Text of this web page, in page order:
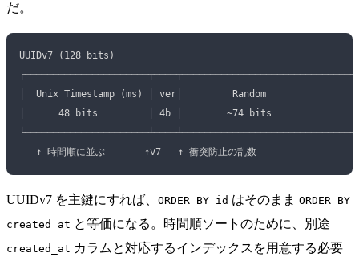
だ。
UUIDv7 (128 bits)
┌──────────────────────┬────┬──────────────────────────────┐
│  Unix Timestamp (ms) │ ver│         Random               │
│      48 bits         │ 4b │        ~74 bits              │
└──────────────────────┴────┴──────────────────────────────┘
   ↑ 時間順に並ぶ       ↑v7   ↑ 衝突防止の乱数
UUIDv7 を主鍵にすれば、 ORDER BY id はそのまま ORDER BY
created_at と等価になる。時間順ソートのために、別途
created_at カラムと対応するインデックスを用意する必要